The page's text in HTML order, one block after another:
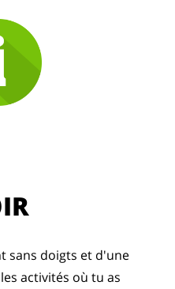
sans doigts et d'une
activités où tu as